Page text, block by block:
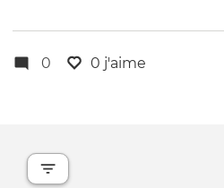
0 0 j'aime